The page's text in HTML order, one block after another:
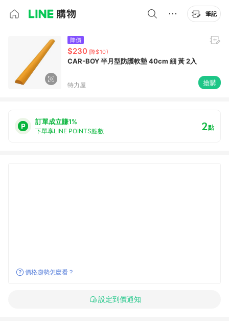
筆記
降價
$230 (降$10)
CAR-BOY 半月型防護軟墊 40cm 細 黃 2入
特力屋 搶購
訂單成立賺1%
下單享LINE POINTS點數 2點
價格趨勢怎麼看？
設定到價通知